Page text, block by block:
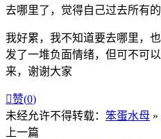
去哪里了，觉得自己过去所有
我好累，我不知道要去哪里，
发了一堆负面情绪，但可不可
来，谢谢大家
赞(0)
未经允许不得转载： 笨蛋水母 »
上一篇